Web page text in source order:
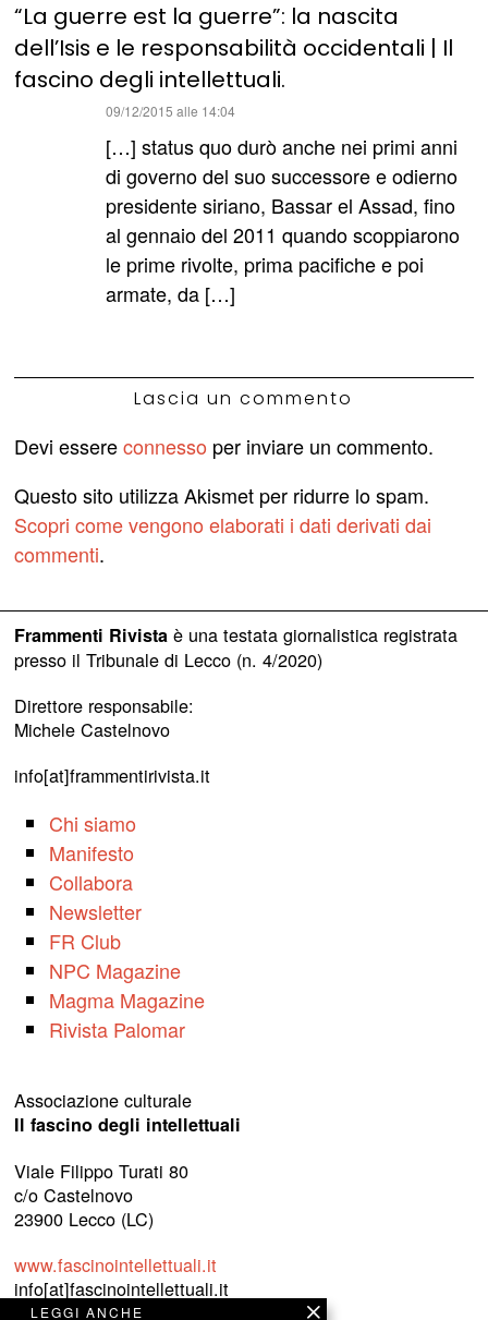
“La guerre est la guerre”: la nascita
dell’Isis e le responsabilità occidentali | Il
fascino degli intellettuali.
09/12/2015 alle 14:04
[…] status quo durò anche nei primi anni
di governo del suo successore e odierno
presidente siriano, Bassar el Assad, fino
al gennaio del 2011 quando scoppiarono
le prime rivolte, prima pacifiche e poi
armate, da […]
Lascia un commento
Devi essereconnesso per inviare un commento.
Questo sito utilizza Akismet per ridurre lo spam.
Scopri come vengono elaborati i dati derivati dai
commenti.
Frammenti Rivistaè una testata giornalistica registrata
presso il Tribunale di Lecco (n. 4/2020)
Direttore responsabile:
Michele Castelnovo
info[at]frammentirivista.it
Chi siamo
Manifesto
Collabora
Newsletter
FR Club
NPC Magazine
Magma Magazine
Rivista Palomar
Associazione culturale
Il fascino degli intellettuali
Viale Filippo Turati 80
c/o Castelnovo
23900 Lecco (LC)
www.fascinointellettuali.it
info[at]fascinointellettuali.it
LEGGI ANCHE